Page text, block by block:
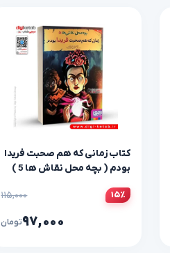
کتاب زمانی که هم صحبت فریدا
بودم ( بچه محل نقاش ها 5 )
۱۵٪ ۱۱۵,۰۰۰
۹۷,۰۰۰تومان